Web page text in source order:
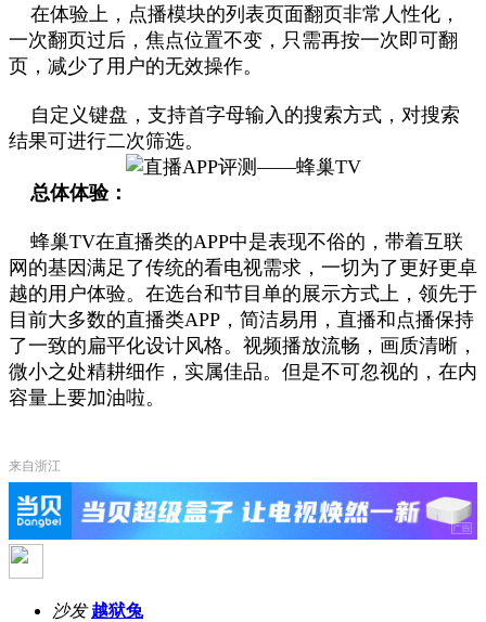
在体验上，点播模块的列表页面翻页非常人性化，
一次翻页过后，焦点位置不变，只需再按一次即可翻
页，减少了用户的无效操作。
自定义键盘，支持首字母输入的搜索方式，对搜索
结果可进行二次筛选。
总体体验：
蜂巢TV在直播类的APP中是表现不俗的，带着互联
网的基因满足了传统的看电视需求，一切为了更好更卓
越的用户体验。在选台和节目单的展示方式上，领先于
目前大多数的直播类APP，简洁易用，直播和点播保持
了一致的扁平化设计风格。视频播放流畅，画质清晰，
微小之处精耕细作，实属佳品。但是不可忽视的，在内
容量上要加油啦。
来自浙江
沙发 越狱兔